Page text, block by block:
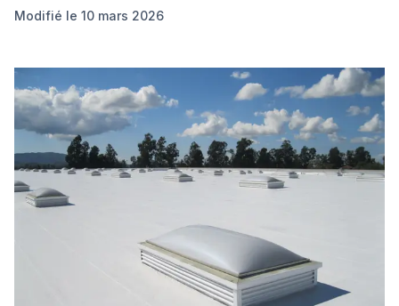
Modifié le 10 mars 2026